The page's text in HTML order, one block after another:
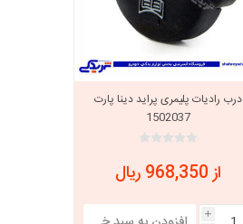
درب رادیات پلیمری پراید دینا پارت
1502037
از 968,350 ریال
i